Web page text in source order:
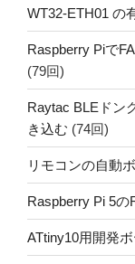
WT32-ETH01 の
Raspberry Piで
(79回)
Raytac BLEドン
き込む (74回)
リモコンの自動
Raspberry Pi 5
ATtiny10用開発